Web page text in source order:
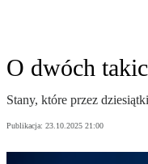
O dwóch
Stany, które przez
Publikacja: 23.10.2025 21:00